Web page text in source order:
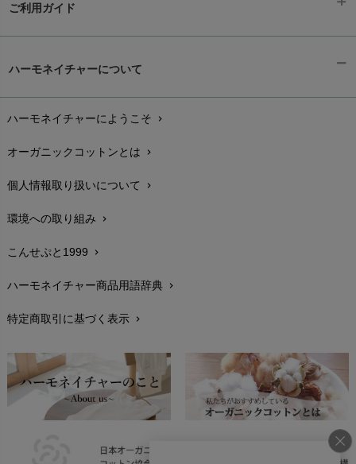
ご利用ガイド
配送と送料chevron_right
在庫状況と発送予定chevron_right
サイズ・寸法chevron_right
生地・素材chevron_right
お手入れについて
レビューを書こうchevron_right
返品交換chevron_right
FAXでのご注文
お問い合わせchevron_right
ハーモネイチャーについて
ハーモネイチャーにようこそ chevron_right
オーガニックコットンとは chevron_right
個人情報取り扱いについて chevron_right
環境への取り組み chevron_right
こんせぷと1999 chevron_right
ハーモネイチャー商品用語辞典 chevron_right
特定商取引に基づく表示 chevron_right